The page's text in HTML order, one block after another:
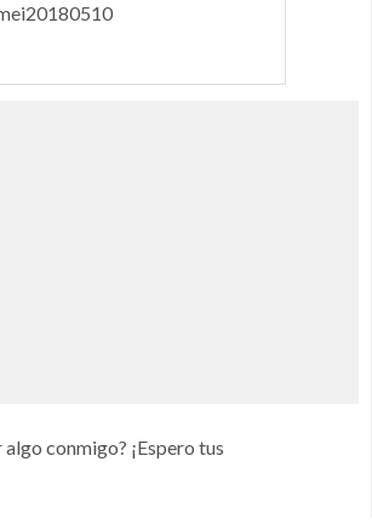
conmigo? ¡Espero tus